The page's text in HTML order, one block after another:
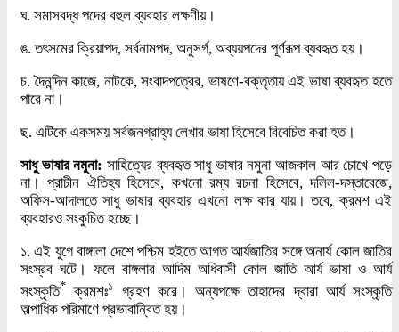
ঘ. সমাসবদ্ধ পদের বহুল ব্যবহার লক্ষণীয়।
ঙ. তৎসমের ক্রিয়াপদ, সর্বনামপদ, অনুসর্গ, অব্যয়পদের পূর্ণরূপ ব্যবহৃত হয়।
চ. দৈনন্দিন কাজে, নাটকে, সংবাদপত্রের, ভাষণে-বক্তৃতায় এই ভাষা ব্যবহৃত হতে
পারে না।
ছ. এটিকে একসময় সর্বজনগ্রাহ্য লেখার ভাষা হিসেবে বিবেচিত করা হত।
সাধু ভাষার নমুনা: সাহিত্যের ব্যবহৃত সাধু ভাষার নমুনা আজকাল আর চোখে পড়ে
না। প্রাচীন ঐতিহ্য হিসেবে, কখনো রম্য রচনা হিসেবে, দলিল-দস্তাবেজে,
অফিস-আদালতে সাধু ভাষার ব্যবহার এখনো লক্ষ কার যায়। তবে, ক্রমশ এই
ব্যবহারও সংকুচিত হচ্ছে।
১. এই যুগে বাঙ্গালা দেশে পশ্চিম হইতে আগত আর্যজাতির সঙ্গে অনার্য কোল জাতির
সংস্রব ঘটে। ফলে বাঙ্গলার আদিম অধিবাসী কোল জাতি আর্য ভাষা ও আর্য
সংস্কৃতি* ক্রমশঃ১
গ্রহণ করে। অন্যপক্ষে তাহাদের দ্বারা আর্য সংস্কৃতি
অল্পাধিক পরিমাণে প্রভাবান্বিত হয়।